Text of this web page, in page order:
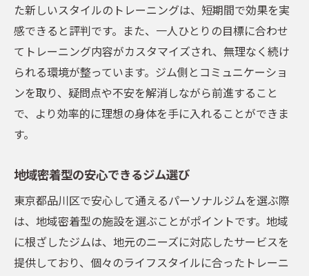
た新しいスタイルのトレーニングは、短期間で効果を実
感できると評判です。また、一人ひとりの目標に合わせ
てトレーニング内容がカスタマイズされ、無理なく続け
られる環境が整っています。ジム側とコミュニケーショ
ンを取り、疑問点や不安を解消しながら前進すること
で、より効率的に理想の身体を手に入れることができま
す。
地域密着型の安心できるジム選び
東京都品川区で安心して通えるパーソナルジムを選ぶ際
は、地域密着型の施設を選ぶことがポイントです。地域
に根ざしたジムは、地元のニーズに対応したサービスを
提供しており、個々のライフスタイルに合ったトレーニ